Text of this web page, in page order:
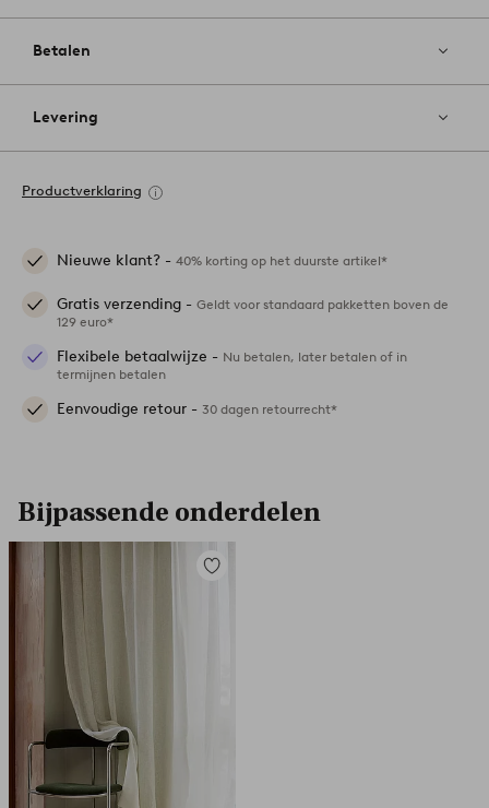
Betalen
Levering
Productverklaring
Nieuwe klant? - 40% korting op het duurste artikel*
Gratis verzending - Geldt voor standaard pakketten boven de
129 euro*
Flexibele betaalwijze - Nu betalen, later betalen of in
termijnen betalen
Eenvoudige retour - 30 dagen retourrecht*
Bijpassende onderdelen
Toevoegen